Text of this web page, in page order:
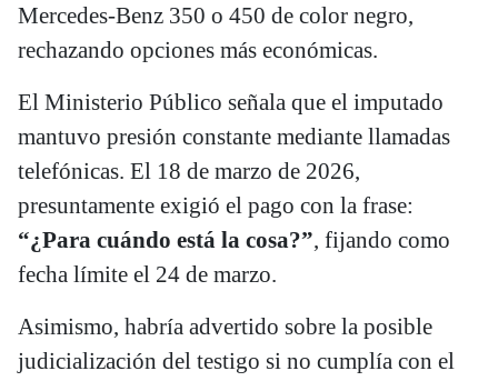
Mercedes-Benz 350 o 450 de color negro,
rechazando opciones más económicas.
El Ministerio Público señala que el imputado
mantuvo presión constante mediante llamadas
telefónicas. El 18 de marzo de 2026,
presuntamente exigió el pago con la frase:
“¿Para cuándo está la cosa?”, fijando como
fecha límite el 24 de marzo.
Asimismo, habría advertido sobre la posible
judicialización del testigo si no cumplía con el